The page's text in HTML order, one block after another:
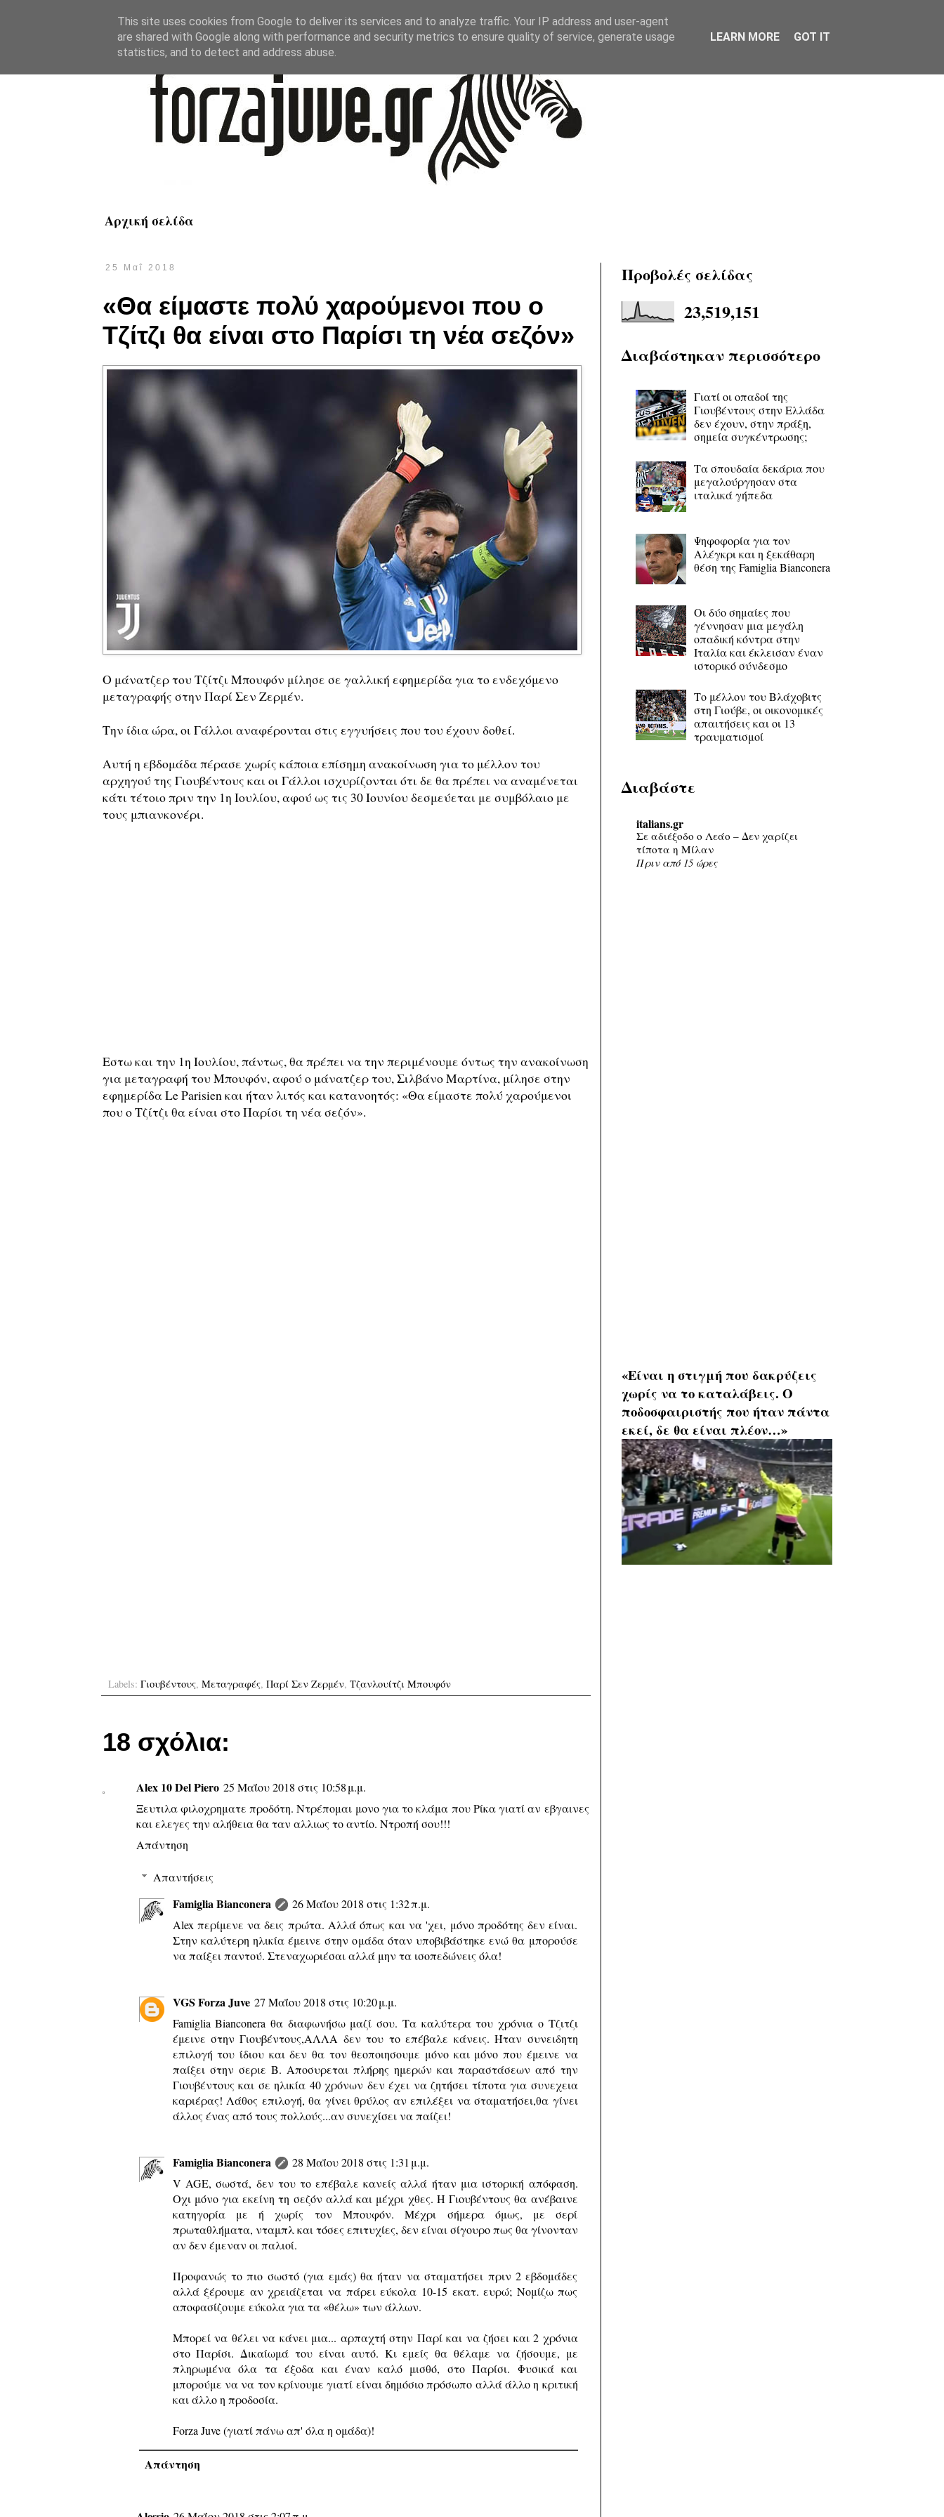
Αρχική σελίδα
25 Μαΐ 2018
«Θα είμαστε πολύ χαρούμενοι που ο
Τζίτζι θα είναι στο Παρίσι τη νέα σεζόν»
Ο μάνατζερ του Τζίτζι Μπουφόν μίλησε σε γαλλική εφημερίδα για το ενδεχόμενο
μεταγραφής στην Παρί Σεν Ζερμέν.
Την ίδια ώρα, οι Γάλλοι αναφέρονται στις εγγυήσεις που του έχουν δοθεί.
Αυτή η εβδομάδα πέρασε χωρίς κάποια επίσημη ανακοίνωση για το μέλλον του
αρχηγού της Γιουβέντους και οι Γάλλοι ισχυρίζονται ότι δε θα πρέπει να αναμένεται
κάτι τέτοιο πριν την 1η Ιουλίου, αφού ως τις 30 Ιουνίου δεσμεύεται με συμβόλαιο με
τους μπιανκονέρι.
Εστω και την 1η Ιουλίου, πάντως, θα πρέπει να την περιμένουμε όντως την ανακοίνωση
για μεταγραφή του Μπουφόν, αφού ο μάνατζερ του, Σιλβάνο Μαρτίνα, μίλησε στην
εφημερίδα Le Parisien και ήταν λιτός και κατανοητός: «Θα είμαστε πολύ χαρούμενοι
που ο Τζίτζι θα είναι στο Παρίσι τη νέα σεζόν».
Labels: Γιουβέντους, Μεταγραφές, Παρί Σεν Ζερμέν, Τζανλουίτζι Μπουφόν
18 σχόλια:
Alex 10 Del Piero 25 Μαΐου 2018 στις 10:58 μ.μ.
Ξευτιλα φιλοχρηματε προδότη. Ντρέπομαι μονο για το κλάμα που Ρίκα γιατί αν εβγαινες
και ελεγες την αλήθεια θα ταν αλλιως το αντίο. Ντροπή σου!!!
Απάντηση
Απαντήσεις
Famiglia Bianconera
26 Μαΐου 2018 στις 1:32 π.μ.
Alex περίμενε να δεις πρώτα. Αλλά όπως και να 'χει, μόνο προδότης δεν είναι.
Στην καλύτερη ηλικία έμεινε στην ομάδα όταν υποβιβάστηκε ενώ θα μπορούσε
να παίξει παντού. Στεναχωριέσαι αλλά μην τα ισοπεδώνεις όλα!
VGS Forza Juve 27 Μαΐου 2018 στις 10:20 μ.μ.
Famiglia Bianconera θα διαφωνήσω μαζί σου. Τα καλύτερα του χρόνια ο Τζιτζι
έμεινε στην Γιουβέντους,ΑΛΛΑ δεν του το επέβαλε κάνεις. Ήταν συνειδητη
επιλογή του ίδιου και δεν θα τον θεοποιησουμε μόνο και μόνο που έμεινε να
παίξει στην σεριε Β. Αποσυρεται πλήρης ημερών και παραστάσεων από την
Γιουβέντους και σε ηλικία 40 χρόνων δεν έχει να ζητήσει τίποτα για συνεχεια
καριέρας! Λάθος επιλογή, θα γίνει θρύλος αν επιλέξει να σταματήσει,θα γίνει
άλλος ένας από τους πολλούς...αν συνεχίσει να παίζει!
Famiglia Bianconera
28 Μαΐου 2018 στις 1:31 μ.μ.
V AGE, σωστά, δεν του το επέβαλε κανείς αλλά ήταν μια ιστορική απόφαση.
Οχι μόνο για εκείνη τη σεζόν αλλά και μέχρι χθες. Η Γιουβέντους θα ανέβαινε
κατηγορία με ή χωρίς τον Μπουφόν. Μέχρι σήμερα όμως, με σερί
πρωταθλήματα, νταμπλ και τόσες επιτυχίες, δεν είναι σίγουρο πως θα γίνονταν
αν δεν έμεναν οι παλιοί.
Προφανώς το πιο σωστό (για εμάς) θα ήταν να σταματήσει πριν 2 εβδομάδες
αλλά ξέρουμε αν χρειάζεται να πάρει εύκολα 10-15 εκατ. ευρώ; Νομίζω πως
αποφασίζουμε εύκολα για τα «θέλω» των άλλων.
Μπορεί να θέλει να κάνει μια... αρπαχτή στην Παρί και να ζήσει και 2 χρόνια
στο Παρίσι. Δικαίωμά του είναι αυτό. Κι εμείς θα θέλαμε να ζήσουμε, με
πληρωμένα όλα τα έξοδα και έναν καλό μισθό, στο Παρίσι. Φυσικά και
μπορούμε να να τον κρίνουμε γιατί είναι δημόσιο πρόσωπο αλλά άλλο η κριτική
και άλλο η προδοσία.
Forza Juve (γιατί πάνω απ' όλα η ομάδα)!
Απάντηση
Προβολές σελίδας
23,519,151
Διαβάστηκαν περισσότερο
Γιατί οι οπαδοί της
Γιουβέντους στην Ελλάδα
δεν έχουν, στην πράξη,
σημεία συγκέντρωσης;
Τα σπουδαία δεκάρια που
μεγαλούργησαν στα
ιταλικά γήπεδα
Ψηφοφορία για τον
Αλέγκρι και η ξεκάθαρη
θέση της Famiglia Bianconera
Οι δύο σημαίες που
γέννησαν μια μεγάλη
οπαδική κόντρα στην
Ιταλία και έκλεισαν έναν
ιστορικό σύνδεσμο
Το μέλλον του Βλάχοβιτς
στη Γιούβε, οι οικονομικές
απαιτήσεις και οι 13
τραυματισμοί
Διαβάστε
italians.gr
Σε αδιέξοδο ο Λεάο – Δεν χαρίζει
τίποτα η Μίλαν
Πριν από 15 ώρες
«Είναι η στιγμή που δακρύζεις
χωρίς να το καταλάβεις. Ο
ποδοσφαιριστής που ήταν πάντα
εκεί, δε θα είναι πλέον…»
This site uses cookies from Google to deliver its services and to analyze traffic. Your IP address and user-agent
are shared with Google along with performance and security metrics to ensure quality of service, generate usage
statistics, and to detect and address abuse.
LEARN MORE GOT IT